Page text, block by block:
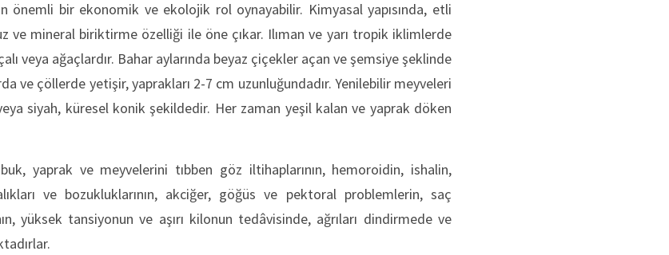
önemli bir ekonomik ve ekolojik rol oynayabilir. Kimyasal yapısında, etli
ve mineral biriktirme özelliği ile öne çıkar. Ilıman ve yarı tropik iklimlerde
veya ağaçlardır. Bahar aylarında beyaz çiçekler açan ve şemsiye şeklinde
ve çöllerde yetişir, yaprakları 2-7 cm uzunluğundadır. Yenilebilir meyveleri
siyah, küresel konik şekildedir. Her zaman yeşil kalan ve yaprak döken
yaprak ve meyvelerini tıbben göz iltihaplarının, hemoroidin, ishalin,
ve bozukluklarının, akciğer, göğüs ve pektoral problemlerin, saç
yüksek tansiyonun ve aşırı kilonun tedâvisinde, ağrıları dindirmede ve